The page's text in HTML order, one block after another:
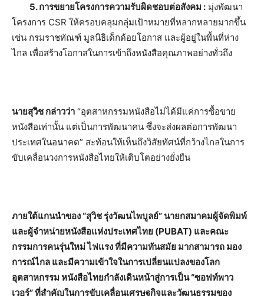
5. การขยายโครงการความรับผิดชอบต่อสังคม : มุ่งพัฒนา
โครงการ CSR ให้ครอบคลุมกลุ่มเป้าหมายที่หลากหลายมากขึ้น
เช่น กรมราชทัณฑ์ มูลนิธิเด็กด้อยโอกาส และผู้อยู่ในพื้นที่ห่าง
ไกล เพื่อสร้างโอกาสในการเข้าถึงหนังสือคุณภาพอย่างทั่วถึง
นายสุวิช กล่าวว่า “อุตสาหกรรมหนังสือไม่ได้มีแค่การซื้อขาย
หนังสือเท่านั้น แต่เป็นการพัฒนาคน ซึ่งจะส่งผลต่อการพัฒนา
ประเทศในอนาคต” สะท้อนให้เห็นถึงวิสัยทัศน์ที่กว้างไกลในการ
ขับเคลื่อนวงการหนังสือไทยให้เติบโตอย่างยั่งยืน
ภายใต้แกนนำของ “สุวิช รุ่งวัฒนไพบูลย์” นายกสมาคมผู้จัดพิมพ์
และผู้จำหน่ายหนังสือแห่งประเทศไทย (PUBAT) และคณะ
กรรมการคนรุ่นใหม่ ไฟแรง ที่มีความทันสมัย มากสามารถ มอง
การณ์ไกล และมีความเข้าใจในการเปลี่ยนแปลงของโลก
อุตสาหกรรม หนังสือไทยกำลังเดินหน้าสู่การเป็น “ซอฟท์พาว
เวอร์” ที่สำคัญในการขับเคลื่อนเศรษฐกิจและวัฒนธรรมของ